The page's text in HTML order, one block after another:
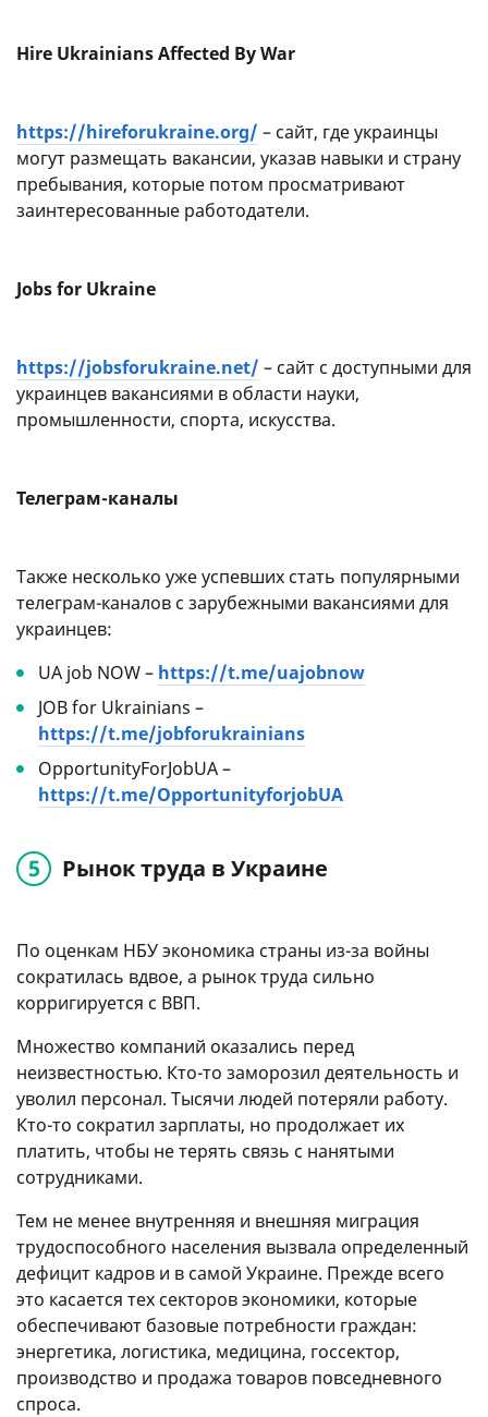
Hire Ukrainians Affected By War
https://hireforukraine.org/ – сайт, где украинцы
могут размещать вакансии, указав навыки и страну
пребывания, которые потом просматривают
заинтересованные работодатели.
Jobs for Ukraine
https://jobsforukraine.net/ – сайт с доступными для
украинцев вакансиями в области науки,
промышленности, спорта, искусства.
Телеграм-каналы
Также несколько уже успевших стать популярными
телеграм-каналов с зарубежными вакансиями для
украинцев:
UA job NOW – https://t.me/uajobnow
JOB for Ukrainians –
https://t.me/jobforukrainians
OpportunityForJobUA –
https://t.me/OpportunityforjobUA
Рынок труда в Украине
По оценкам НБУ экономика страны из-за войны
сократилась вдвое, а рынок труда сильно
корригируется с ВВП.
Множество компаний оказались перед
неизвестностью. Кто-то заморозил деятельность и
уволил персонал. Тысячи людей потеряли работу.
Кто-то сократил зарплаты, но продолжает их
платить, чтобы не терять связь с нанятыми
сотрудниками.
Тем не менее внутренняя и внешняя миграция
трудоспособного населения вызвала определенный
дефицит кадров и в самой Украине. Прежде всего
это касается тех секторов экономики, которые
обеспечивают базовые потребности граждан:
энергетика, логистика, медицина, госсектор,
производство и продажа товаров повседневного
спроса.